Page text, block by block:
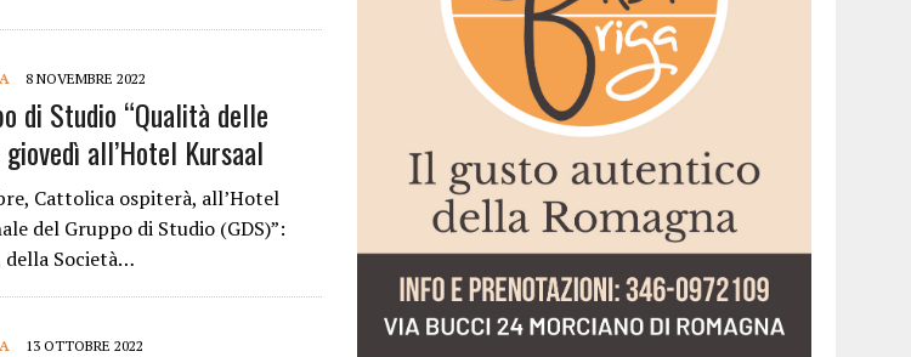
8 NOVEMBRE 2022
di Studio “Qualità delle
all’Hotel Kursaal
Cattolica ospiterà, all’Hotel
del Gruppo di Studio (GDS)”:
della Società…
13 OTTOBRE 2022